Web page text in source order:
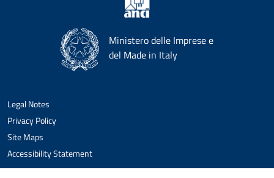
Ministero delle Imprese e
del Made in Italy
Legal Notes
Privacy Policy
Site Maps
Accessibility Statement